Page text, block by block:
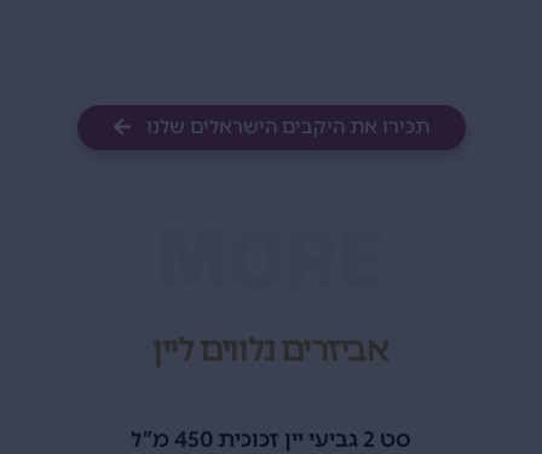
תכירו את היקבים הישראלים שלנו
אביזרים נלווים ליין
סט 2 גביעי יין זכוכית 450 מ”ל